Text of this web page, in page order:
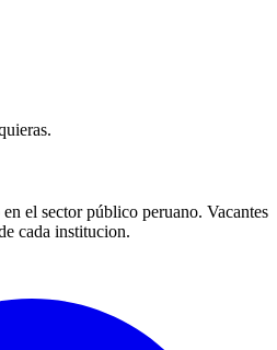
el sector público peruano. Vacantes
cada institucion.